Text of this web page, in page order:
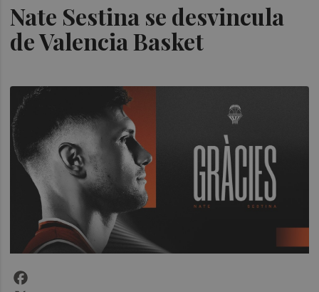
Nate Sestina se desvincula
de Valencia Basket